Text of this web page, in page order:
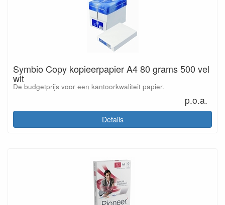
Symbio Copy kopieerpapier A4 80 grams 500 vel
wit
De budgetprijs voor een kantoorkwaliteit papier.
p.o.a.
Details